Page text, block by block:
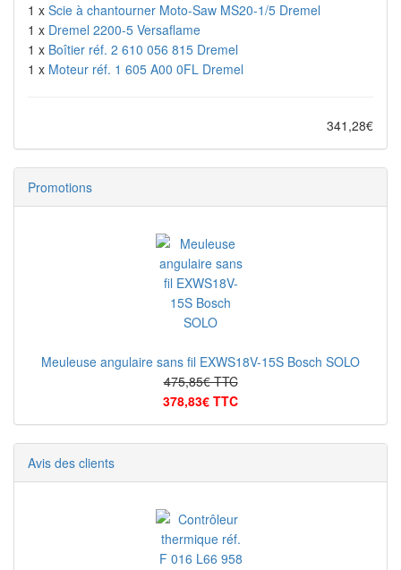
1 x Scie à chantourner Moto-Saw MS20-1/5 Dremel
1 x Dremel 2200-5 Versaflame
1 x Boîtier réf. 2 610 056 815 Dremel
1 x Moteur réf. 1 605 A00 0FL Dremel
341,28€
Promotions
Meuleuse angulaire sans fil EXWS18V-15S Bosch SOLO
475,85€ TTC
378,83€ TTC
Avis des clients